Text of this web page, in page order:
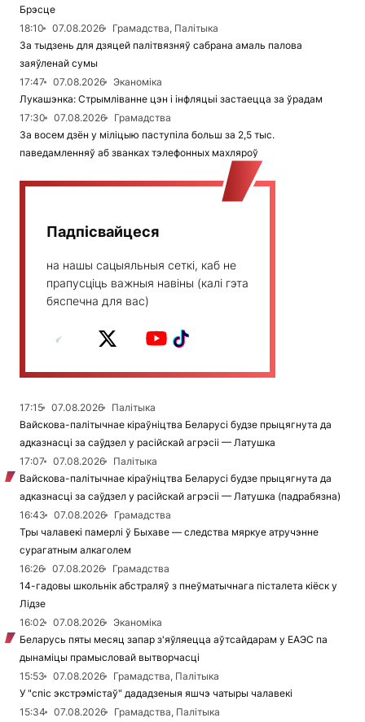
Брэсце
18:10
07.08.2026
Грамадства, Палітыка
За тыдзень для дзяцей палітвязняў сабрана амаль палова
заяўленай сумы
17:47
07.08.2026
Эканоміка
Лукашэнка: Стрымліванне цэн і інфляцыі застаецца за ўрадам
17:30
07.08.2026
Грамадства
За восем дзён у міліцыю паступіла больш за 2,5 тыс.
паведамленняў аб званках тэлефонных махляроў
Падпісвайцеся
на нашы сацыяльныя сеткі, каб не
прапусціць важныя навіны (калі гэта
бяспечна для вас)
17:15 07.08.2026
Палітыка
Вайскова-палітычнае кіраўніцтва Беларусі будзе прыцягнута да
адказнасці за саўдзел у расійскай агрэсіі — Латушка
17:07
07.08.2026
Палітыка
Вайскова-палітычнае кіраўніцтва Беларусі будзе прыцягнута да
адказнасці за саўдзел у расійскай агрэсіі — Латушка (падрабязна)
16:43
07.08.2026
Грамадства
Тры чалавекі памерлі ў Быхаве — следства мяркуе атручэнне
сурагатным алкаголем
16:26
07.08.2026
Грамадства
14-гадовы школьнік абстраляў з пнеўматычнага пісталета кіёск у
Лідзе
16:02
07.08.2026
Эканоміка
Беларусь пяты месяц запар з'яўляецца аўтсайдарам у ЕАЭС па
дынаміцы прамысловай вытворчасці
15:53
07.08.2026
Грамадства, Палітыка
У "спіс экстрэмістаў" дададзеныя яшчэ чатыры чалавекі
15:34
07.08.2026
Грамадства, Палітыка